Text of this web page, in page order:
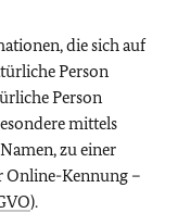
die sich auf
Person
Person
mittels
zu einer
Online-Kennung –
).